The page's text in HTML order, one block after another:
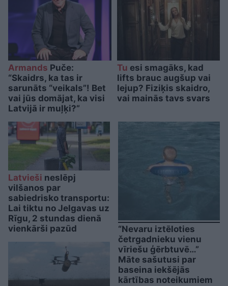
Armands Puče:
“Skaidrs, ka tas ir
sarunāts “veikals”! Bet
vai jūs domājat, ka visi
Latvijā ir muļķi?”
Tu esi smagāks, kad
lifts brauc augšup vai
lejup? Fiziķis skaidro,
vai mainās tavs svars
Latvieši neslēpj
vilšanos par
sabiedrisko transportu:
Lai tiktu no Jelgavas uz
Rīgu, 2 stundas dienā
vienkārši pazūd
“Nevaru iztēloties
četrgadnieku vienu
vīriešu ģērbtuvē…”
Māte sašutusi par
baseina iekšējās
kārtības noteikumiem